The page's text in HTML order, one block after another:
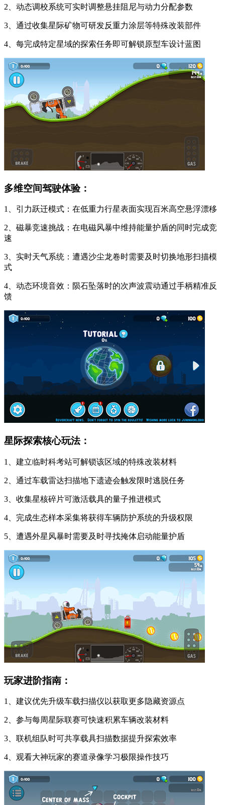
2、动态调校系统可实时调整悬挂阻尼与动力分配参数
3、通过收集星际矿物可研发反重力涂层等特殊改装部件
4、每完成特定星域的探索任务即可解锁原型车设计蓝图
多维空间驾驶体验：
1、引力跃迁模式：在低重力行星表面实现百米高空悬浮漂移
2、磁暴竞速挑战：在电磁风暴中维持能量护盾的同时完成竞
速
3、实时天气系统：遭遇沙尘龙卷时需要及时切换地形扫描模
式
4、动态环境音效：陨石坠落时的次声波震动通过手柄精准反
馈
星际探索核心玩法：
1、建立临时科考站可解锁该区域的特殊改装材料
2、通过车载雷达扫描地下遗迹会触发限时逃脱任务
3、收集星核碎片可激活载具的量子推进模式
4、完成生态样本采集将获得车辆防护系统的升级权限
5、遭遇外星风暴时需要及时寻找掩体启动能量护盾
玩家进阶指南：
1、建议优先升级车载扫描仪以获取更多隐藏资源点
2、参与每周星际联赛可快速积累车辆改装材料
3、联机组队时可共享载具扫描数据提升探索效率
4、观看大神玩家的赛道录像学习极限操作技巧